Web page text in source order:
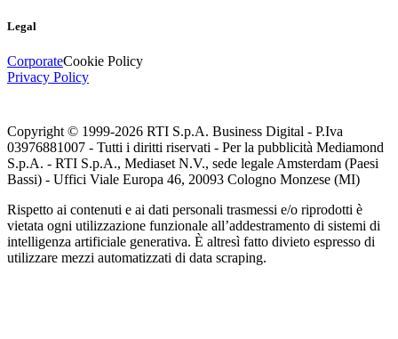
Legal
CorporateCookie Policy
Privacy Policy
Copyright © 1999-2026 RTI S.p.A. Business Digital - P.Iva
03976881007 - Tutti i diritti riservati - Per la pubblicità Mediamond
S.p.A. - RTI S.p.A., Mediaset N.V., sede legale Amsterdam (Paesi
Bassi) - Uffici Viale Europa 46, 20093 Cologno Monzese (MI)
Rispetto ai contenuti e ai dati personali trasmessi e/o riprodotti è
vietata ogni utilizzazione funzionale all’addestramento di sistemi di
intelligenza artificiale generativa. È altresì fatto divieto espresso di
utilizzare mezzi automatizzati di data scraping.